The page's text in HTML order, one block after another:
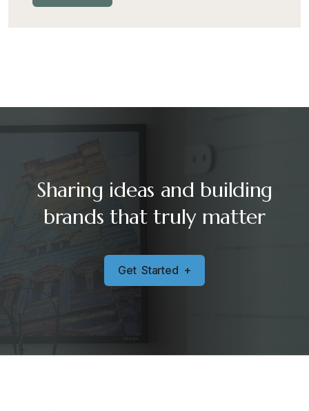
Sharing ideas and building
brands that truly matter
Get Started +